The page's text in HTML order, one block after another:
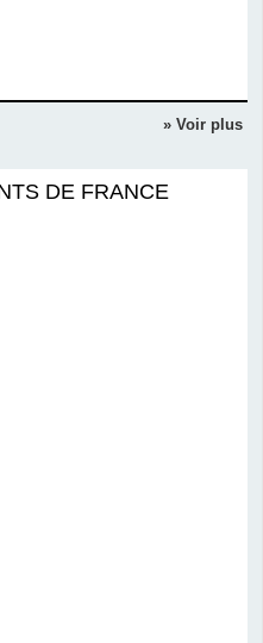
» Voir plus
DE FRANCE